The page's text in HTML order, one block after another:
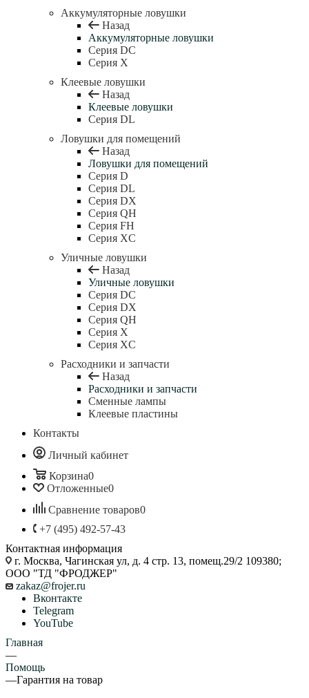
Аккумуляторные ловушки
Назад
Аккумуляторные ловушки
Серия DC
Серия X
Клеевые ловушки
Назад
Клеевые ловушки
Серия DL
Ловушки для помещений
Назад
Ловушки для помещений
Серия D
Серия DL
Серия DX
Серия QH
Серия FH
Серия XC
Уличные ловушки
Назад
Уличные ловушки
Серия DC
Серия DX
Серия QH
Серия X
Серия XC
Расходники и запчасти
Назад
Расходники и запчасти
Сменные лампы
Клеевые пластины
Контакты
Личный кабинет
Корзина0
Отложенные0
Сравнение товаров0
+7 (495) 492-57-43
Контактная информация
г. Москва, Чагинская ул, д. 4 стр. 13, помещ.29/2 109380;
ООО "ТД "ФРОДЖЕР"
zakaz@frojer.ru
Вконтакте
Telegram
YouTube
Главная
—
Помощь
—Гарантия на товар